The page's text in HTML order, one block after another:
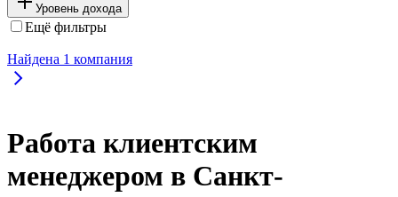
Уровень дохода
Ещё фильтры
Найдена 1 компания
Работа клиентским
менеджером в Санкт-